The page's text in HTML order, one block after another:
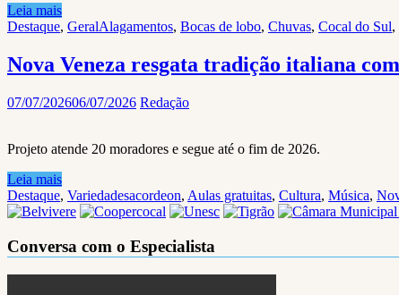
Leia mais
Destaque, GeralAlagamentos, Bocas de lobo, Chuvas, Cocal do Sul,
Nova Veneza resgata tradição italiana
07/07/202606/07/2026 Redação
Projeto atende 20 moradores e segue até o fim de 2026.
Leia mais
Destaque, Variedadesacordeon, Aulas gratuitas, Cultura, Música,
Conversa com o Especialista